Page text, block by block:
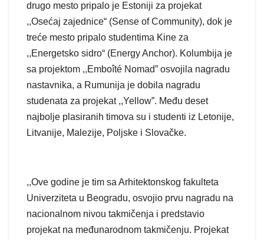
drugo mesto pripalo je Estoniji za projekat
,,Osećaj zajednice“ (Sense of Community), dok je
treće mesto pripalo studentima Kine za
,,Energetsko sidro“ (Energy Anchor). Kolumbija je
sa projektom ,,Emboîté Nomad” osvojila nagradu
nastavnika, a Rumunija je dobila nagradu
studenata za projekat ,,Yellow”. Među deset
najbolje plasiranih timova su i studenti iz Letonije,
Litvanije, Malezije, Poljske i Slovačke.
,,Ove godine je tim sa Arhitektonskog fakulteta
Univerziteta u Beogradu, osvojio prvu nagradu na
nacionalnom nivou takmičenja i predstavio
projekat na međunarodnom takmičenju. Projekat